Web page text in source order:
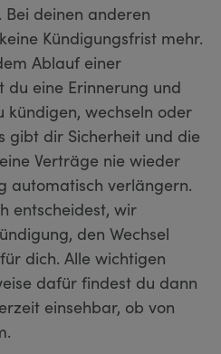
Bei deinen anderen
Kündigungsfrist mehr.
Ablauf einer
du eine Erinnerung und
kündigen, wechseln oder
gibt dir Sicherheit und die
Verträge nie wieder
automatisch verlängern.
entscheidest, wir
den Wechsel
dich. Alle wichtigen
dafür findest du dann
einsehbar, ob von